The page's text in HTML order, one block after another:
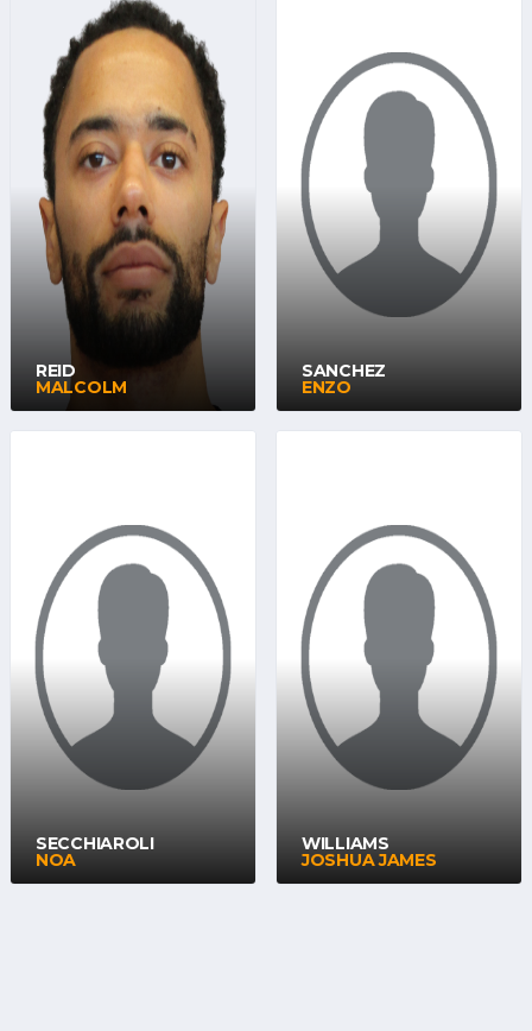
REID
MALCOLM
SANCHEZ
ENZO
SECCHIAROLI
NOA
WILLIAMS
JOSHUA JAMES